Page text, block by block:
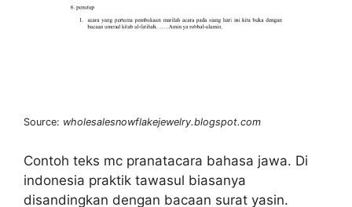
Source: wholesalesnowflakejewelry.blogspot.com
Contoh teks mc pranatacara bahasa jawa. Di
indonesia praktik tawasul biasanya
disandingkan dengan bacaan surat yasin.